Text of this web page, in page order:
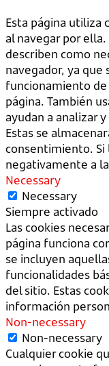
Esta página utiliza
al navegar por
describen como
navegador, ya que
funcionamiento de
página. También
ayudan a analizar
Estas se
consentimiento. Si
negativamente a
Necessary
Necessary
Siempre activado
Las cookies
página funciona
se incluyen
funcionalidades
del sitio. Estas
información
Non-necessary
Non-necessary
Cualquier cookie